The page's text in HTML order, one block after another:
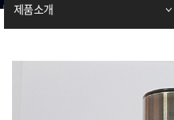
제품소개